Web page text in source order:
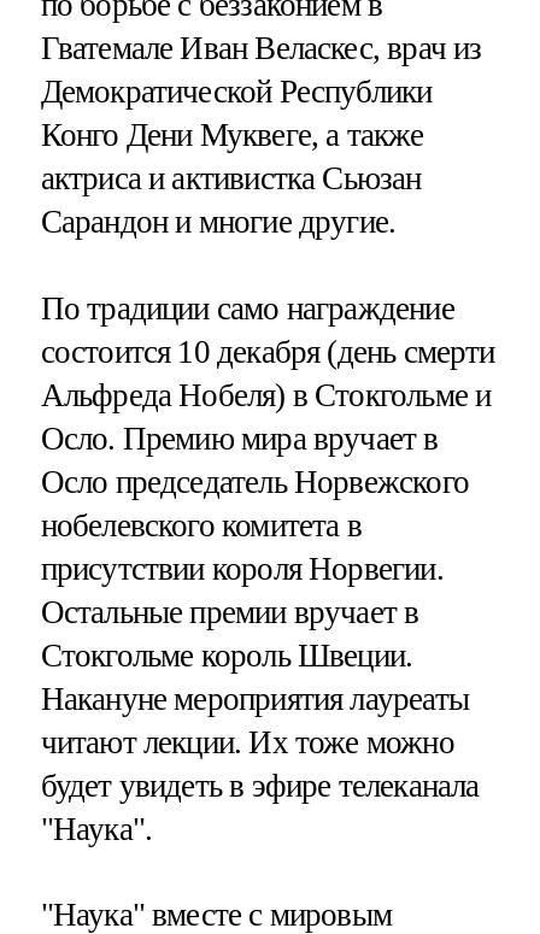
Гватемале Иван Веласкес, врач из
Демократической Республики
Конго Дени Муквеге, а также
актриса и активистка Сьюзан
Сарандон и многие другие.
По традиции само награждение
состоится 10 декабря (день смерти
Альфреда Нобеля) в Стокгольме и
Осло. Премию мира вручает в
Осло председатель Норвежского
нобелевского комитета в
присутствии короля Норвегии.
Остальные премии вручает в
Стокгольме король Швеции.
Накануне мероприятия лауреаты
читают лекции. Их тоже можно
будет увидеть в эфире телеканала
"Наука".
"Наука" вместе с мировым